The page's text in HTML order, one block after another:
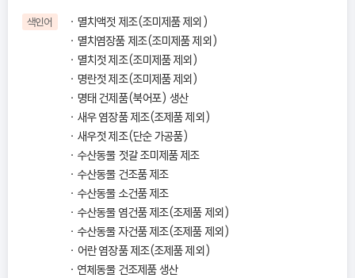
색인어
멸치액젓 제조(조미제품 제외)
멸치염장품 제조(조미제품 제외)
멸치젓 제조(조미제품 제외)
명란젓 제조(조미제품 제외)
명태 건제품(북어포) 생산
새우 염장품 제조(조제품 제외)
새우젓 제조(단순 가공품)
수산동물 젓갈 조미제품 제조
수산동물 건조품 제조
수산동물 소건품 제조
수산동물 염건품 제조(조제품 제외)
수산동물 자건품 제조(조제품 제외)
어란 염장품 제조(조제품 제외)
연체동물 건조제품 생산